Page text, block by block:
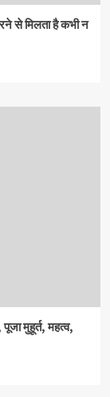
से मिलता है कभी न
मुहूर्त, महत्व,